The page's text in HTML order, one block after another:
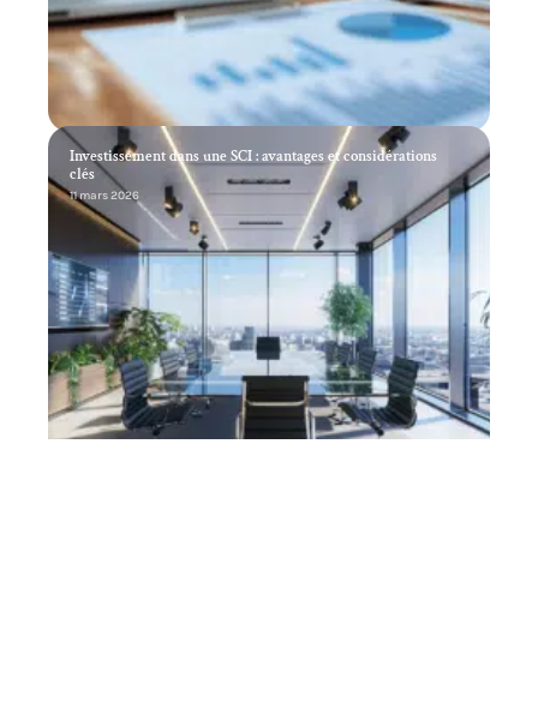
Investissement dans une SCI : avantages et considérations
clés
11 mars 2026